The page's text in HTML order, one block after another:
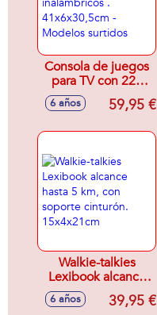
Consola de juegos
para TV con 221
juegos. 2 mandos
inalámbricos .
6 años 59,95 €
Walkie-talkies
Lexibook alcance
hasta 5 km, con
soporte cinturón.
6 años 39,95 €